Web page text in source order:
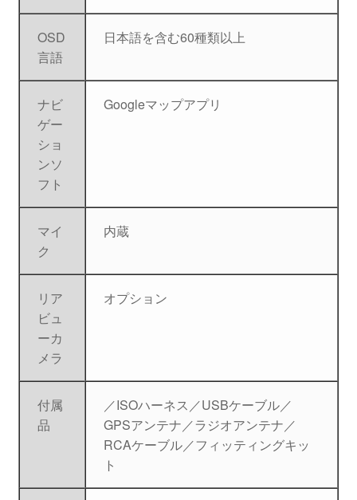
OSD
言語
日本語を含む60種類以上
ナビ
ゲー
ショ
ンソ
フト
Googleマップアプリ
マイ
ク
内蔵
リア
ビュ
ーカ
メラ
オプション
付属
品
／ISOハーネス／USBケーブル／
GPSアンテナ／ラジオアンテナ／
RCAケーブル／フィッティングキッ
ト